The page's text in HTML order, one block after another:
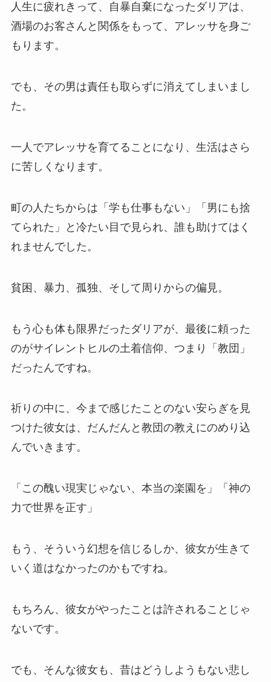
人生に疲れきって、自暴自棄になったダリアは、
酒場のお客さんと関係をもって、アレッサを身ご
もります。
でも、その男は責任も取らずに消えてしまいまし
た。
一人でアレッサを育てることになり、生活はさら
に苦しくなります。
町の人たちからは「学も仕事もない」「男にも捨
てられた」と冷たい目で見られ、誰も助けてはく
れませんでした。
貧困、暴力、孤独、そして周りからの偏見。
もう心も体も限界だったダリアが、最後に頼った
のがサイレントヒルの土着信仰、つまり「教団」
だったんですね。
祈りの中に、今まで感じたことのない安らぎを見
つけた彼女は、だんだんと教団の教えにのめり込
んでいきます。
「この醜い現実じゃない、本当の楽園を」「神の
力で世界を正す」
もう、そういう幻想を信じるしか、彼女が生きて
いく道はなかったのかもですね。
もちろん、彼女がやったことは許されることじゃ
ないです。
でも、そんな彼女も、昔はどうしようもない悲し